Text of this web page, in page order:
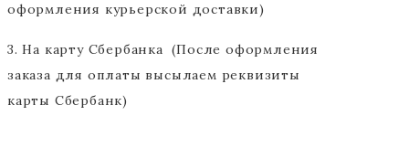
оформления курьерской доставки)
3. На карту Сбербанка (После оформления
заказа для оплаты высылаем реквизиты
карты Сбербанк)